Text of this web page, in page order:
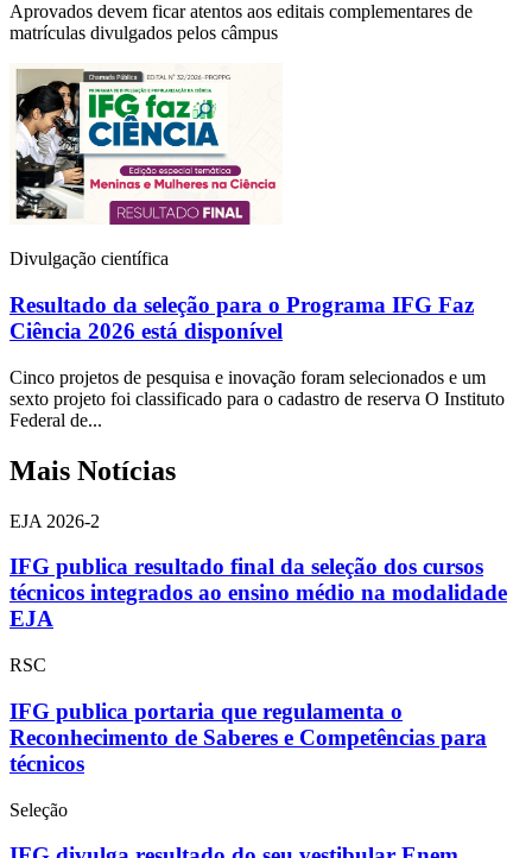
Aprovados devem ficar atentos aos editais complementares de
matrículas divulgados pelos câmpus
Divulgação científica
Resultado da seleção para o Programa IFG Faz
Ciência 2026 está disponível
Cinco projetos de pesquisa e inovação foram selecionados e um
sexto projeto foi classificado para o cadastro de reserva O Instituto
Federal de...
Mais Notícias
EJA 2026-2
IFG publica resultado final da seleção dos cursos
técnicos integrados ao ensino médio na modalidade
EJA
RSC
IFG publica portaria que regulamenta o
Reconhecimento de Saberes e Competências para
técnicos
Seleção